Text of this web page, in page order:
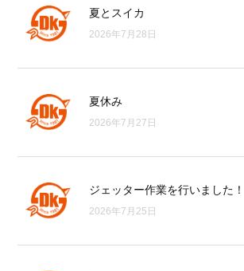
夏とスイカ
2026年7月28日
夏休み
2026年7月27日
ジェッター作業を行いました！
2026年7月25日